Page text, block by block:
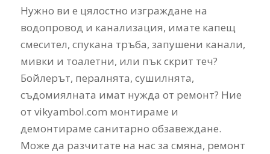
Нужно ви е цялостно изграждане на
водопровод и канализация, имате капещ
смесител, спукана тръба, запушени канали,
мивки и тоалетни, или пък скрит теч?
Бойлерът, пералнята, сушилнята,
съдомиялната имат нужда от ремонт? Ние
от vikyambol.com монтираме и
демонтираме санитарно обзавеждане.
Може да разчитате на нас за смяна, ремонт